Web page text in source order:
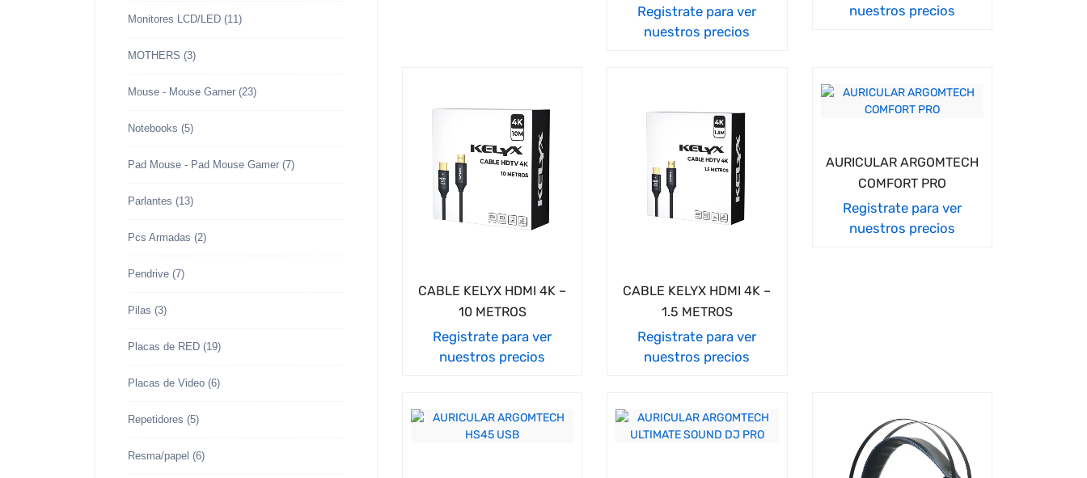
Monitores LCD/LED (11)
MOTHERS (3)
Mouse - Mouse Gamer (23)
Notebooks (5)
Pad Mouse - Pad Mouse Gamer (7)
Parlantes (13)
Pcs Armadas (2)
Pendrive (7)
Pilas (3)
Placas de RED (19)
Placas de Video (6)
Repetidores (5)
Resma/papel (6)
Registrate para ver
nuestros precios
nuestros precios
CABLE KELYX HDMI 4K –
10 METROS
Registrate para ver
nuestros precios
CABLE KELYX HDMI 4K –
1.5 METROS
Registrate para ver
nuestros precios
AURICULAR ARGOMTECH
COMFORT PRO
Registrate para ver
nuestros precios